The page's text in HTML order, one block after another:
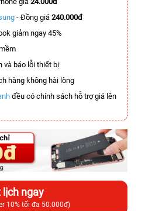
- Đồng giá 240.000đ
giảm ngay 45%
và báo lỗi thiết bị
hàng không hài lòng
đều có chính sách hỗ trợ giá lên
ngay
10% tối đa 50.000đ)